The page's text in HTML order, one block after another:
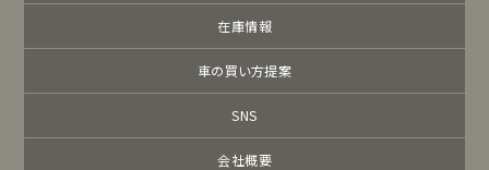
在庫情報
車の買い方提案
SNS
会社概要